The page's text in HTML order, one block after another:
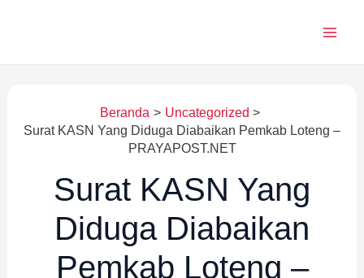
Beranda
Uncategorized
Surat KASN Yang Diduga Diabaikan Pemkab Loteng –
PRAYAPOST.NET
Surat KASN Yang
Diduga Diabaikan
Pemkab Loteng –